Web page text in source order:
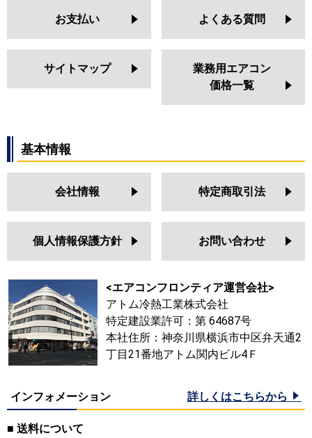
お支払い よくある質問
サイトマップ
業務用エアコン
価格一覧
基本情報
会社情報 特定商取引法
個人情報保護方針 お問い合わせ
<エアコンフロンティア運営会社>
アトム冷熱工業株式会社
特定建設業許可：第 64687号
本社住所：神奈川県横浜市中区弁天通2
丁目21番地アトム関内ビル4Ｆ
インフォメーション 詳しくはこちらから
■ 送料について